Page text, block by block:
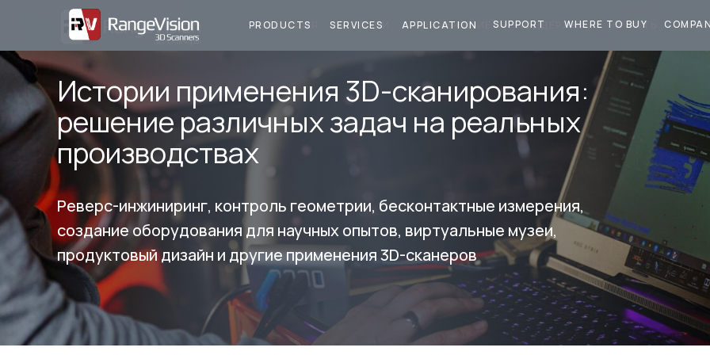
ПРОДУКЦИЯ ПРИМЕНЕНИЕ ПОДДЕРЖКА КУПИТЬ
УСЛУГИ
PRODUCTS APPLICATION SUPPORT WHERE TO BUY
SERVICES
Истории применения 3D-сканирования:
решение различных задач на реальных
производствах
Реверс-инжиниринг, контроль геометрии, бесконтактные измерения,
создание оборудования для научных опытов, виртуальные музеи,
продуктовый дизайн и другие применения 3D-сканеров